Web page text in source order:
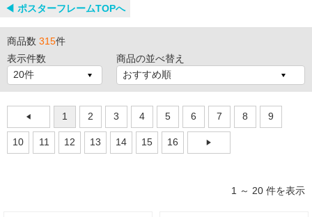
1
B1
◀︎ ポスターフレームTOPへ
商品数 315件
表示件数
商品の並べ替え
1 2 3 4 5 6 7 8 9
10 11 12 13 14 15 16
1 ～ 20 件を表示